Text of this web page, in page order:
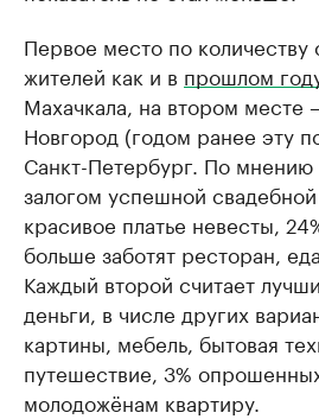
Первое место по количеству
жителей как и в прошлом
Махачкала, на втором
Новгород (годом ранее эту
Санкт-Петербург. По мнению
залогом успешной
красивое платье невесты,
больше заботят ресторан,
Каждый второй считает
деньги, в числе других
картины, мебель, бытовая
путешествие, 3%
молодожёнам квартиру.